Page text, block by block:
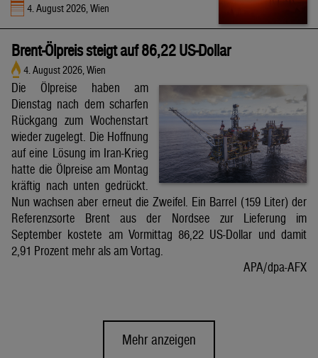
4. August 2026, Wien
Brent-Ölpreis steigt auf 86,22 US-Dollar
4. August 2026, Wien
Die Ölpreise haben am
Dienstag nach dem scharfen
Rückgang zum Wochenstart
wieder zugelegt. Die Hoffnung
auf eine Lösung im Iran-Krieg
hatte die Ölpreise am Montag
kräftig nach unten gedrückt.
Nun wachsen aber erneut die Zweifel. Ein Barrel (159 Liter) der
Referenzsorte Brent aus der Nordsee zur Lieferung im
September kostete am Vormittag 86,22 US-Dollar und damit
2,91 Prozent mehr als am Vortag.
APA/dpa-AFX
Mehr anzeigen